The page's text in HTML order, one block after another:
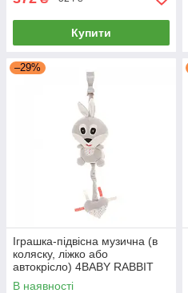
Купити
–29%
Іграшка-підвісна музична (в
коляску, ліжко або
автокрісло) 4BABY RABBIT
R01
В наявності